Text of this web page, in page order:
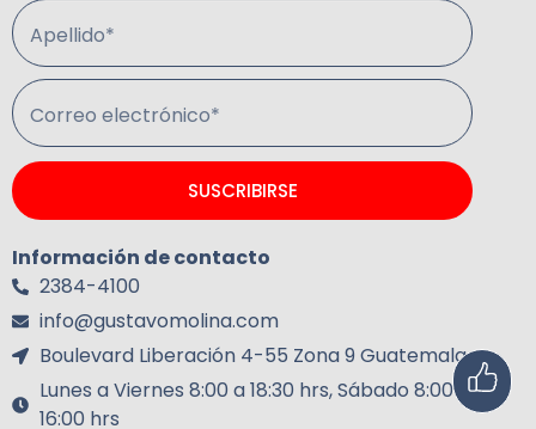
Apellido*
Correo electrónico*
SUSCRIBIRSE
Información de contacto
2384-4100
info@gustavomolina.com
Boulevard Liberación 4-55 Zona 9 Guatemala.
Lunes a Viernes 8:00 a 18:30 hrs, Sábado 8:00 a
16:00 hrs